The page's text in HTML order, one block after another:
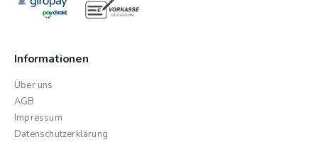
Informationen
Über uns
AGB
Impressum
Datenschutzerklärung